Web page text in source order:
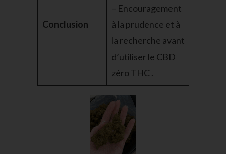
Conclusion
– Encouragement
à la prudence et à
la recherche avant
d’utiliser le CBD
zéro THC .